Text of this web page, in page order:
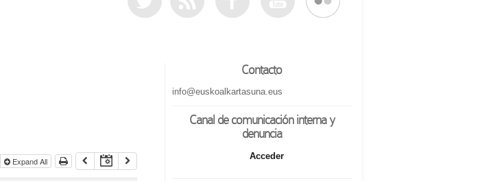
Expand All
Contacto
info@euskoalkartasuna.eus
Canal de comunicación interna y
denuncia
Acceder